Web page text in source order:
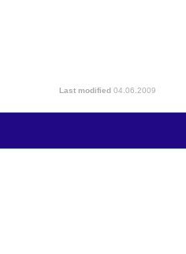
Last modified 04.06.2009